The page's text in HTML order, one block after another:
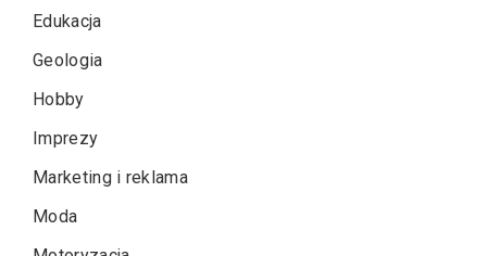
Edukacja
Geologia
Hobby
Imprezy
Marketing i reklama
Moda